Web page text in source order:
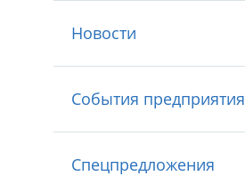
Новости
События предприятия
Спецпредложения